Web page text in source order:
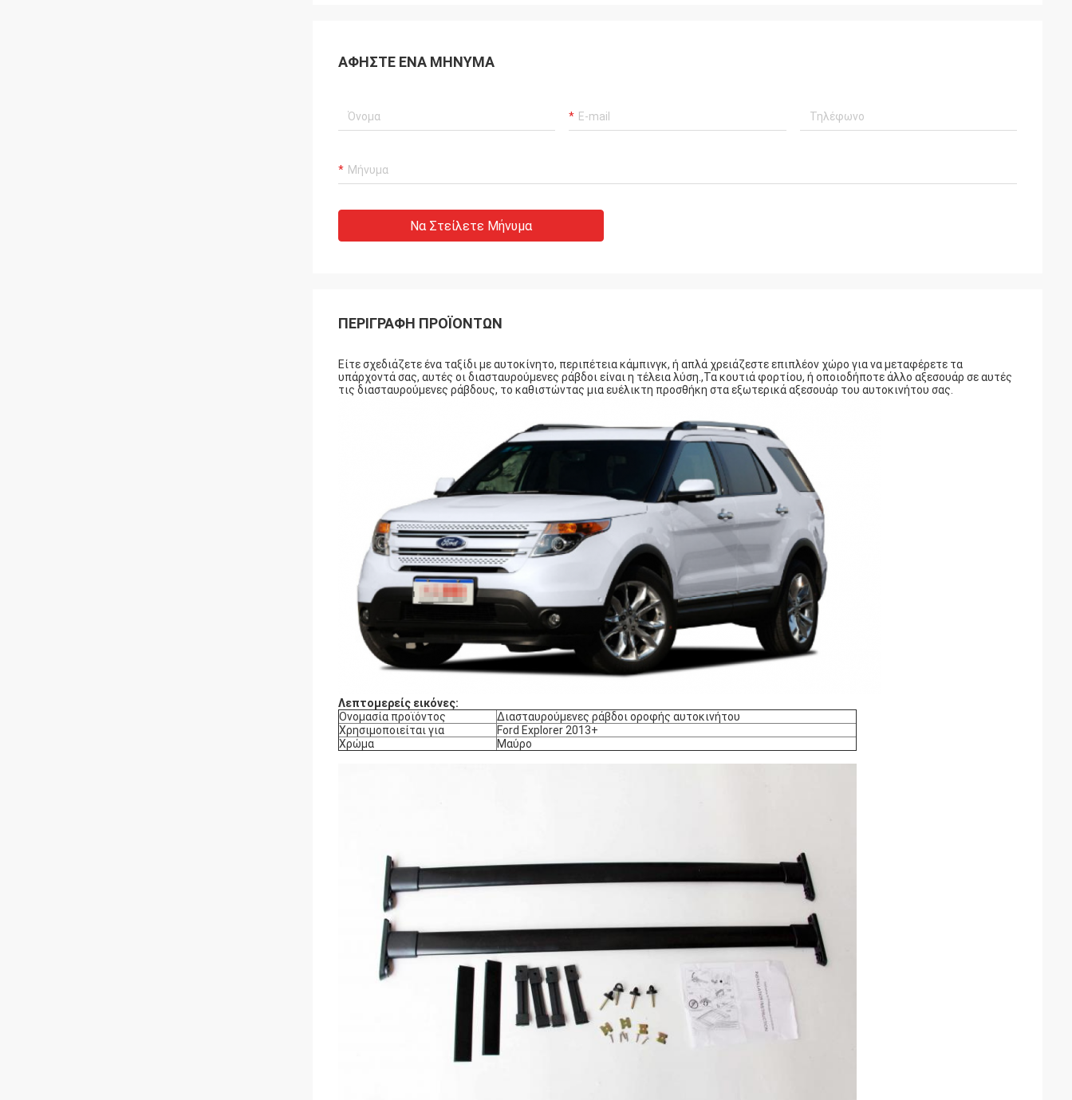
ΑΦΉΣΤΕ ΈΝΑ ΜΉΝΥΜΑ
Να Στείλετε Μήνυμα
ΠΕΡΙΓΡΑΦΉ ΠΡΟΪΌΝΤΩΝ
Είτε σχεδιάζετε ένα ταξίδι με αυτοκίνητο, περιπέτεια κάμπινγκ, ή απλά χρειάζεστε επιπλέον χώρο για να μεταφέρετε τα
υπάρχοντά σας, αυτές οι διασταυρούμενες ράβδοι είναι η τέλεια λύση.,Τα κουτιά φορτίου, ή οποιοδήποτε άλλο αξεσουάρ σε αυτές
τις διασταυρούμενες ράβδους, το καθιστώντας μια ευέλικτη προσθήκη στα εξωτερικά αξεσουάρ του αυτοκινήτου σας.
Λεπτομερείς εικόνες:
Ονομασία προϊόντος
Διασταυρούμενες ράβδοι οροφής αυτοκινήτου
Χρησιμοποιείται για
Ford Explorer 2013+
Χρώμα
Μαύρο